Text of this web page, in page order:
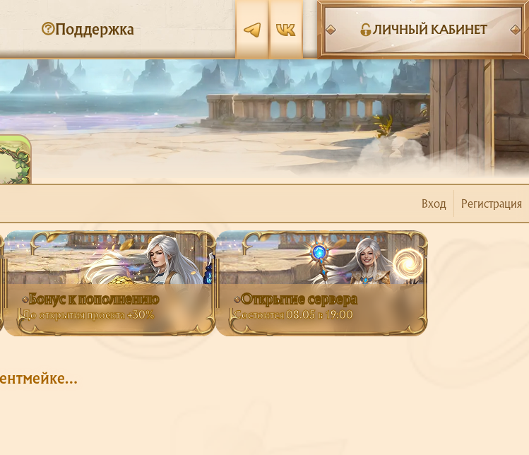
Поддержка ЛИЧНЫЙ КАБИНЕТ
Вход Регистрация
Бонус к пополнению
До открытия проекта +30%
Открытие сервера
Состоится 08.05 в 19:00
Стримеры и контентмейкеры